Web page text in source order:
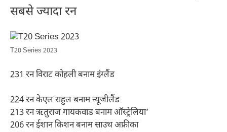
सबसे ज्यादा रन
T20 Series 2023
231 रन विराट कोहली बनाम इंग्लैंड
224 रन केएल राहुल बनाम न्यूजीलैंड
213 रन ऋतुराज गायकवाड बनाम ऑस्ट्रेलिया’
206 रन ईशान किशन बनाम साउथ अफ्रीका